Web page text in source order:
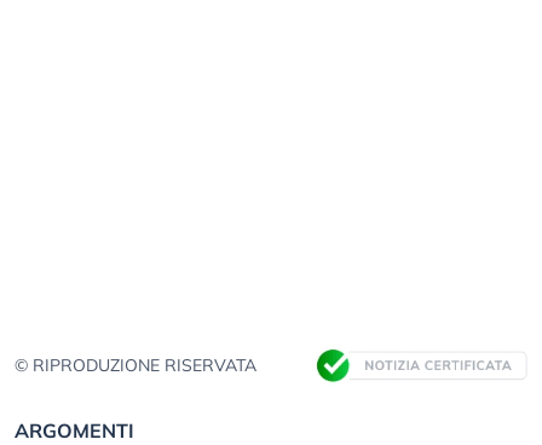
© RIPRODUZIONE RISERVATA
ARGOMENTI